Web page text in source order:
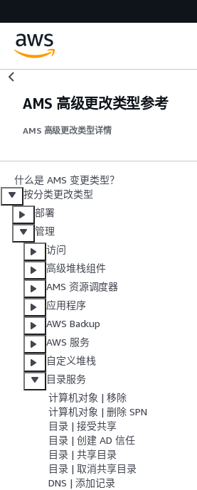
AMS 高级更改类型参考
AMS 高级更改类型详情
什么是 AMS 变更类型？
按分类更改类型
部署
管理
访问
高级堆栈组件
AMS 资源调度器
应用程序
AWS Backup
AWS 服务
自定义堆栈
目录服务
计算机对象 | 移除
计算机对象 | 删除 SPN
目录 | 接受共享
目录 | 创建 AD 信任
目录 | 共享目录
目录 | 取消共享目录
DNS | 添加记录